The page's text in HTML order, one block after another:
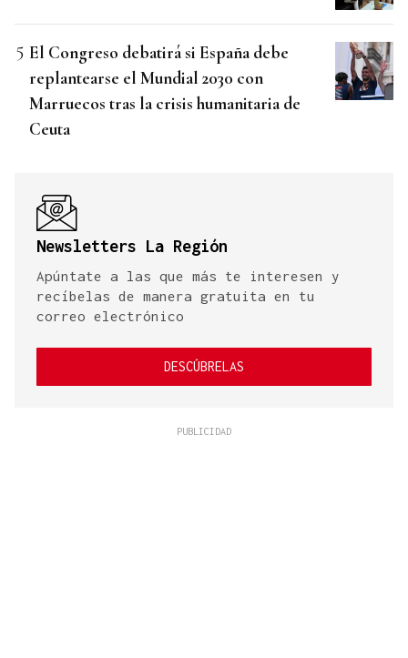
El Congreso debatirá si España debe
replantearse el Mundial 2030 con
Marruecos tras la crisis humanitaria de
Ceuta
Newsletters La Región
Apúntate a las que más te interesen y
recíbelas de manera gratuita en tu
correo electrónico
DESCÚBRELAS